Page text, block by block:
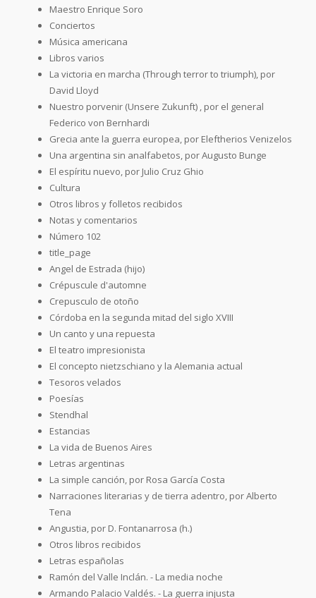
Maestro Enrique Soro
Conciertos
Música americana
Libros varios
La victoria en marcha (Through terror to triumph), por
David Lloyd
Nuestro porvenir (Unsere Zukunft) , por el general
Federico von Bernhardi
Grecia ante la guerra europea, por Eleftherios Venizelos
Una argentina sin analfabetos, por Augusto Bunge
El espíritu nuevo, por Julio Cruz Ghio
Cultura
Otros libros y folletos recibidos
Notas y comentarios
Número 102
title_page
Angel de Estrada (hijo)
Crépuscule d'automne
Crepusculo de otoño
Córdoba en la segunda mitad del siglo XVIII
Un canto y una repuesta
El teatro impresionista
El concepto nietzschiano y la Alemania actual
Tesoros velados
Poesías
Stendhal
Estancias
La vida de Buenos Aires
Letras argentinas
La simple canción, por Rosa García Costa
Narraciones literarias y de tierra adentro, por Alberto
Tena
Angustia, por D. Fontanarrosa (h.)
Otros libros recibidos
Letras españolas
Ramón del Valle Inclán. - La media noche
Armando Palacio Valdés. - La guerra injusta